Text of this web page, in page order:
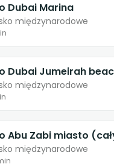
Dubai Marina
międzynarodowe
Dubai Jumeirah
międzynarodowe
Abu Zabi miasto
międzynarodowe